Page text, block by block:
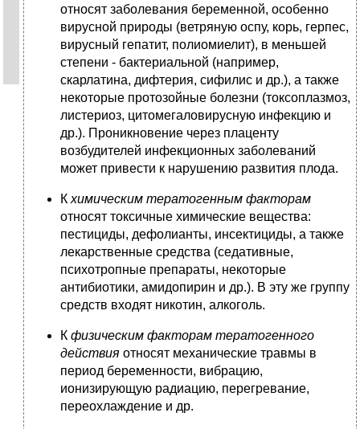
относят заболевания беременной, особенно
вирусной природы (ветряную оспу, корь, герпес,
вирусный гепатит, полиомиелит), в меньшей
степени - бактериальной (например,
скарлатина, дифтерия, сифилис и др.), а также
некоторые протозойные болезни (токсоплазмоз,
листериоз, цитомегаловирусную инфекцию и
др.). Проникновение через плаценту
возбудителей инфекционных заболеваний
может привести к нарушению развития плода.
К химическим тератогенным факторам
относят токсичные химические вещества:
пестициды, дефолианты, инсектициды, а также
лекарственные средства (седативные,
психотропные препараты, некоторые
антибиотики, амидопирин и др.). В эту же группу
средств входят никотин, алкоголь.
К физическим факторам тератогенного
действия относят механические травмы в
период беременности, вибрацию,
ионизирующую радиацию, перегревание,
переохлаждение и др.